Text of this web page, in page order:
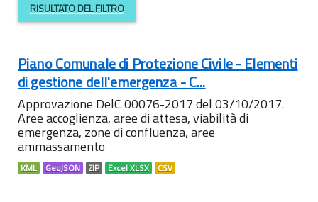
RISULTATO DEL FILTRO
Piano Comunale di Protezione Civile - Elementi
di gestione dell'emergenza - C...
Approvazione DelC 00076-2017 del 03/10/2017.
Aree accoglienza, aree di attesa, viabilità di
emergenza, zone di confluenza, aree
ammassamento
KML GeoJSON ZIP Excel XLSX CSV